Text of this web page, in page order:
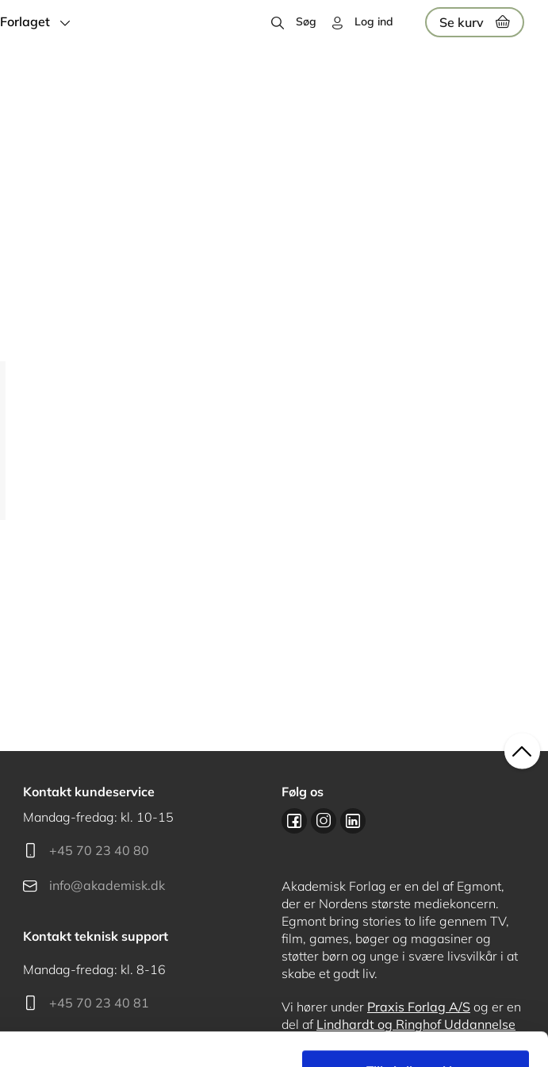
Forlaget Søg Log ind Se kurv
Kontakt kundeservice
Mandag-fredag: kl. 10-15
+45 70 23 40 80
info@akademisk.dk
Kontakt teknisk support
Mandag-fredag: kl. 8-16
+45 70 23 40 81
Følg os
Akademisk Forlag er en del af Egmont,
der er Nordens største mediekoncern.
Egmont bring stories to life gennem TV,
film, games, bøger og magasiner og
støtter børn og unge i svære livsvilkår i at
skabe et godt liv.
Vi hører under Praxis Forlag A/S og er en
del af Lindhardt og Ringhof Uddannelse